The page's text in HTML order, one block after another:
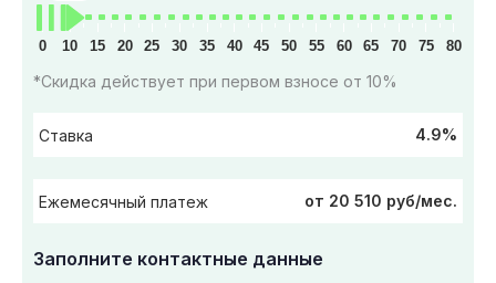
0 10 15 20 25 30 35 40 45 50 55 60 65 70 75 80
*Скидка действует при первом взносе от 10%
Ставка 4.9%
Ежемесячный платеж от 20 510 руб/мес.
Заполните контактные данные